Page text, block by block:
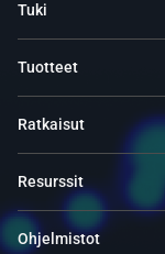
Tuki
Tuotteet
Ratkaisut
Resurssit
Ohjelmistot